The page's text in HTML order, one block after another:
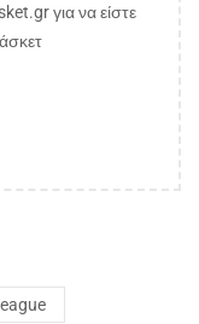
για να είστε